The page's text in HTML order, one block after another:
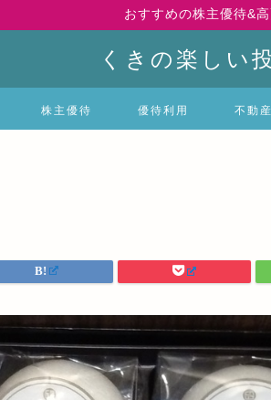
おすすめの株主優待&
くきの楽しい
株主優待 優待利用 不動